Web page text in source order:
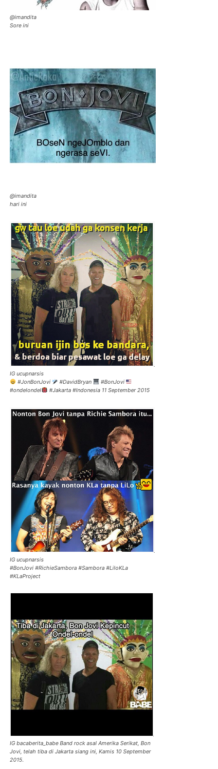
@imandita
Sore ini
@imandita
hari ini
IG ucupnarsis
#JonBonJovi
#DavidBryan
#BonJovi
#ondelondel
#Jakarta #Indonesia 11 September 2015
IG ucupnarsis
#BonJovi #RichieSambora #Sambora #LiloKLa
#KLaProject
IG bacaberita_babe Band rock asal Amerika Serikat, Bon
Jovi, telah tiba di Jakarta siang ini, Kamis 10 September
2015.